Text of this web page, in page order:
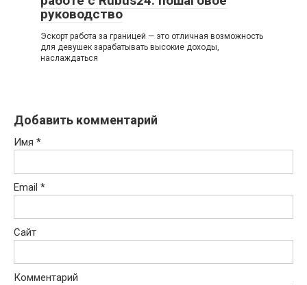
руководство
Эскорт работа за границей — это отличная возможность
для девушек зарабатывать высокие доходы,
наслаждаться
Добавить комментарий
Имя *
Email *
Сайт
Комментарий